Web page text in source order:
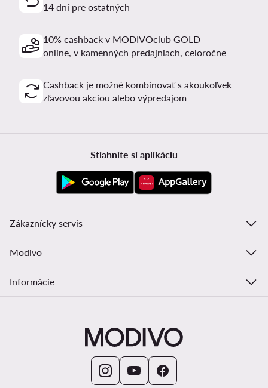
14 dní pre ostatných
10% cashback v MODIVOclub GOLD
online, v kamenných predajniach, celoročne
Cashback je možné kombinovať s akoukoľvek
zľavovou akciou alebo výpredajom
Stiahnite si aplikáciu
Zákaznícky servis
Modivo
Informácie